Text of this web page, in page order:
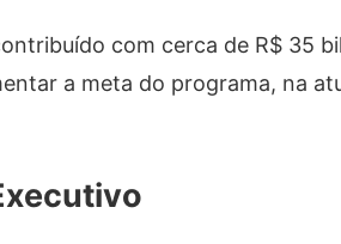
com cerca de R$ 35
a meta do programa, na